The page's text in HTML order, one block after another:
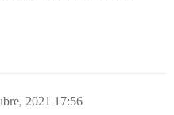
2021 17:56